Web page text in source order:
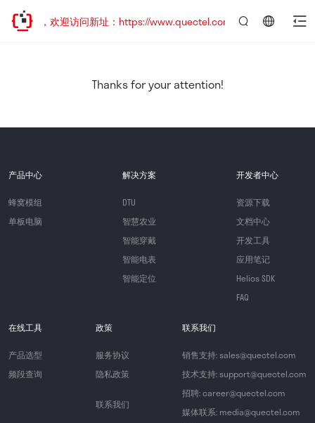
已迁移，欢迎访问新址：https://www.quectel.com.cn
Thanks for your attention!
产品中心
蜂窝模组
单板电脑
解决方案
DTU
智慧农业
智能穿戴
智能电表
智能定位
开发者中心
资源下载
文档中心
开发工具
应用笔记
Helios SDK
FAQ
在线工具
产品选型
频段查询
政策
服务协议
隐私政策
联系我们
联系我们
销售支持: sales@quectel.com
技术支持: support@quectel.com
招聘: career@quectel.com
媒体联系: media@quectel.com